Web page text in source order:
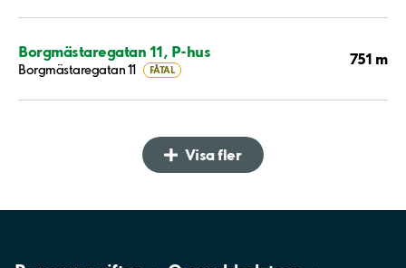
Borgmästaregatan 11, P-hus
Borgmästaregatan 11 FÅTAL
751 m
Visa fler